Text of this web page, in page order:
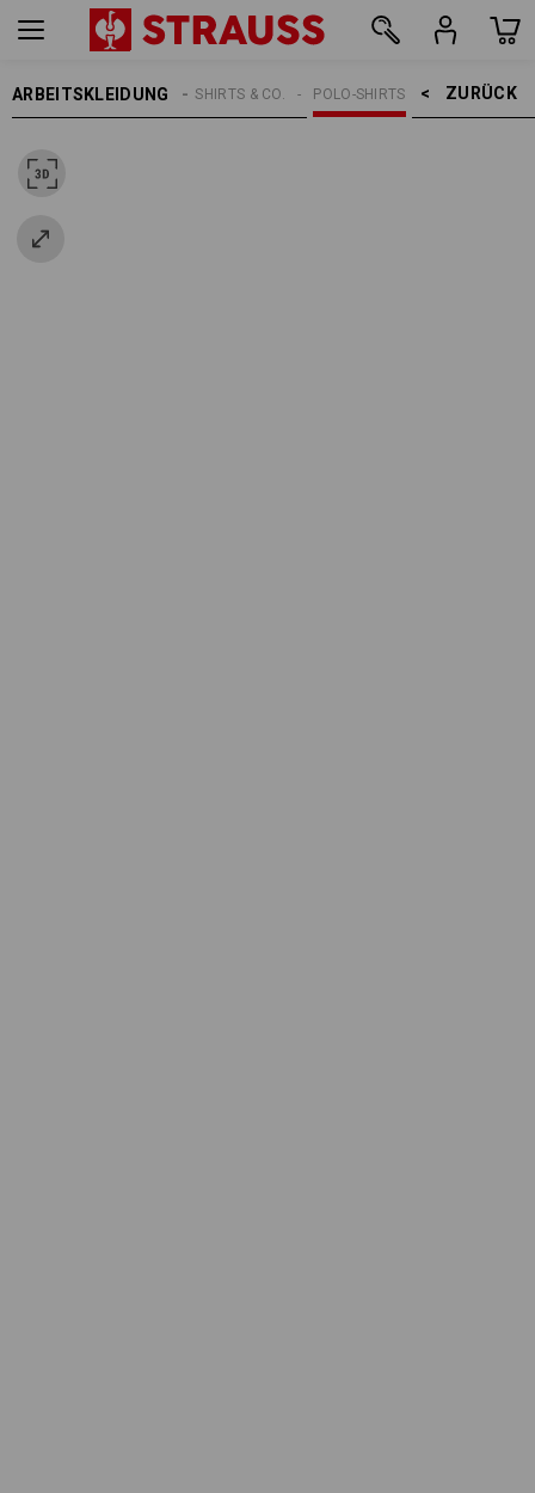
ARBEITSKLEIDUNG ZURÜCK    >
POLO-SHIRTS
SHIRTS & CO.
DAMEN